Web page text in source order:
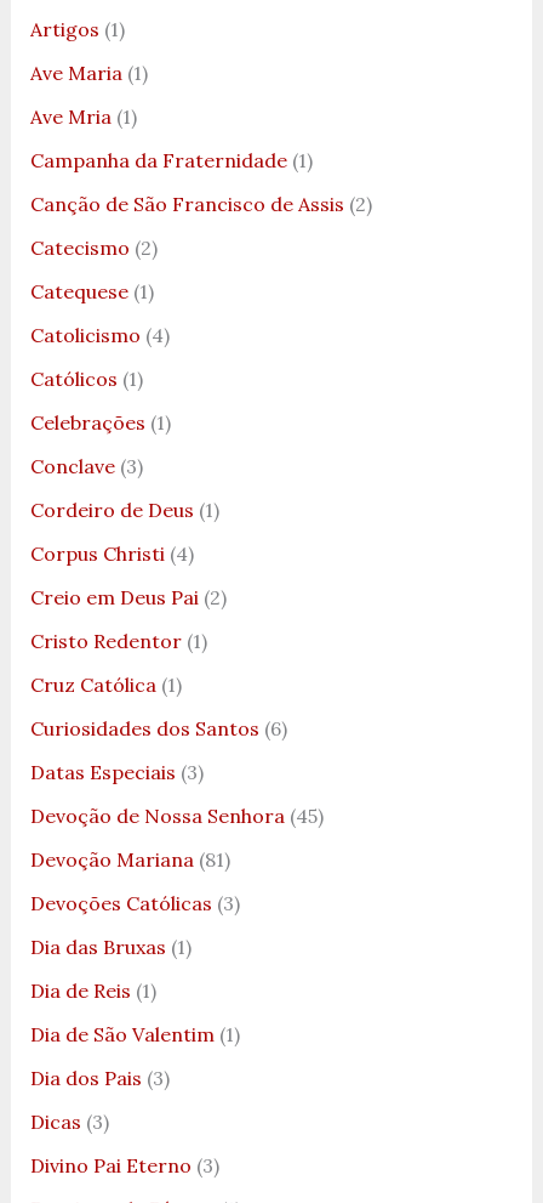
Artigos (1)
Ave Maria(1)
Ave Mria(1)
Campanha da Fraternidade(1)
Canção de São Francisco de Assis (2)
Catecismo (2)
Catequese(1)
Catolicismo (4)
Católicos (1)
Celebrações (1)
Conclave(3)
Cordeiro de Deus (1)
Corpus Christi(4)
Creio em Deus Pai(2)
Cristo Redentor(1)
Cruz Católica(1)
Curiosidades dos Santos (6)
Datas Especiais (3)
Devoção de Nossa Senhora(45)
Devoção Mariana(81)
Devoções Católicas (3)
Dia das Bruxas (1)
Dia de Reis (1)
Dia de São Valentim(1)
Dia dos Pais (3)
Dicas (3)
Divino Pai Eterno (3)